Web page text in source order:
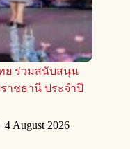
ย ร่วมสนับสนุน
าชธานี ประจำปี
4 August 2026